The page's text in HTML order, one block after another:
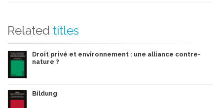
Related titles
Droit privé et environnement : une alliance contre-
nature ?
Bildung